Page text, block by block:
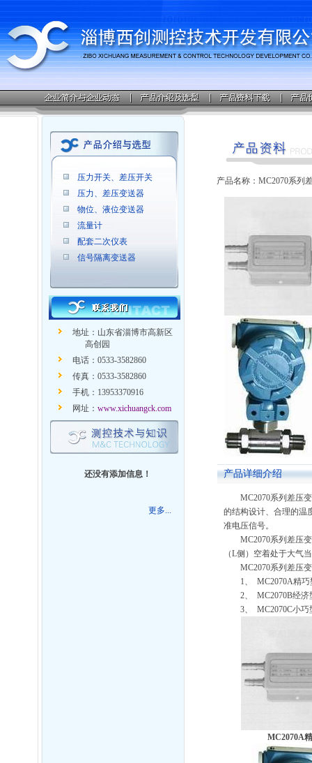
压力开关、差压开关
压力、差压变送器
物位、液位变送器
流量计
配套二次仪表
信号隔离变送器
地址：山东省淄博市高新区
高创园
电话：0533-3582860
传真：0533-3582860
手机：13953370916
网址： www.xichuangck.com
还没有添加信息！
更多...
产品名称：MC2070系列
产品详细介绍
MC2070系列差压
的结构设计、合理的温
准电压信号。
MC2070系列差压
（L侧）空着处于大气
MC2070系列差压
1、 MC2070A精
2、 MC2070B经
3、 MC2070C小
MC2070A